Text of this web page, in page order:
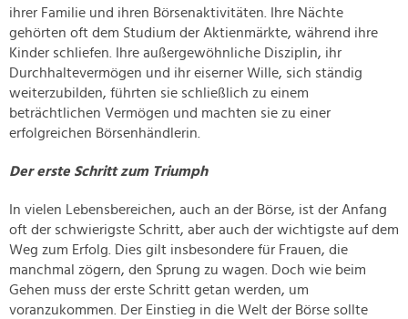
ihrer Familie und ihren Börsenaktivitäten. Ihre Nächte
gehörten oft dem Studium der Aktienmärkte, während ihre
Kinder schliefen. Ihre außergewöhnliche Disziplin, ihr
Durchhaltevermögen und ihr eiserner Wille, sich ständig
weiterzubilden, führten sie schließlich zu einem
beträchtlichen Vermögen und machten sie zu einer
erfolgreichen Börsenhändlerin.
Der erste Schritt zum Triumph
In vielen Lebensbereichen, auch an der Börse, ist der Anfang
oft der schwierigste Schritt, aber auch der wichtigste auf dem
Weg zum Erfolg. Dies gilt insbesondere für Frauen, die
manchmal zögern, den Sprung zu wagen. Doch wie beim
Gehen muss der erste Schritt getan werden, um
voranzukommen. Der Einstieg in die Welt der Börse sollte